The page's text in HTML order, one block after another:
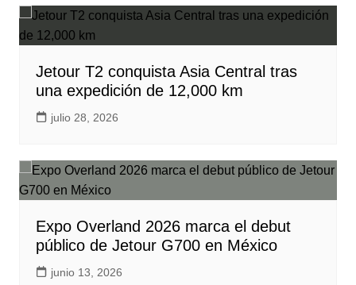
Jetour T2 conquista Asia Central tras
una expedición de 12,000 km
julio 28, 2026
Expo Overland 2026 marca el debut
público de Jetour G700 en México
junio 13, 2026